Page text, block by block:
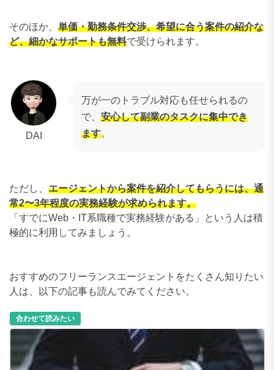
そのほか、 単価・勤務条件交渉、希望に合う案件の紹介な
ど、細かなサポートも無料で受けられます。
DAI
万が一のトラブル対応も任せられるの
で、 安心して副業のタスクに集中でき
ます。
ただし、 エージェントから案件を紹介してもらうには、通
常2〜3年程度の実務経験が求められます。
「すでにWeb・IT系職種で実務経験がある」という人は積
極的に利用してみましょう。
おすすめのフリーランスエージェントをたくさん知りたい
人は、以下の記事も読んでみてください。
合わせて読みたい